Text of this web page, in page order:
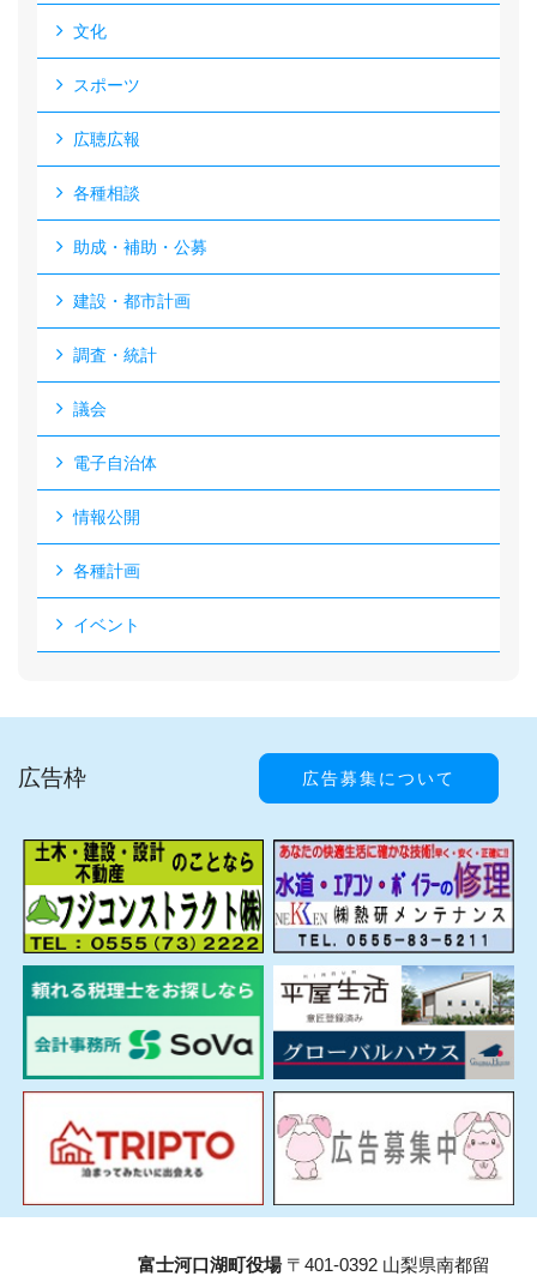
文化
スポーツ
広聴広報
各種相談
助成・補助・公募
建設・都市計画
調査・統計
議会
電子自治体
情報公開
各種計画
イベント
広告枠 広告募集について
富士河口湖町役場〒401-0392 山梨県南都留